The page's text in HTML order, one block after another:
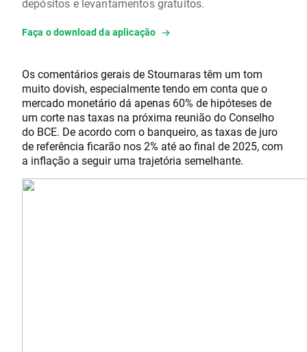
depósitos e levantamentos gratuitos.
Faça o download da aplicação
Os comentários gerais de Stournaras têm um tom
muito dovish, especialmente tendo em conta que o
mercado monetário dá apenas 60% de hipóteses de
um corte nas taxas na próxima reunião do Conselho
do BCE. De acordo com o banqueiro, as taxas de juro
de referência ficarão nos 2% até ao final de 2025, com
a inflação a seguir uma trajetória semelhante.